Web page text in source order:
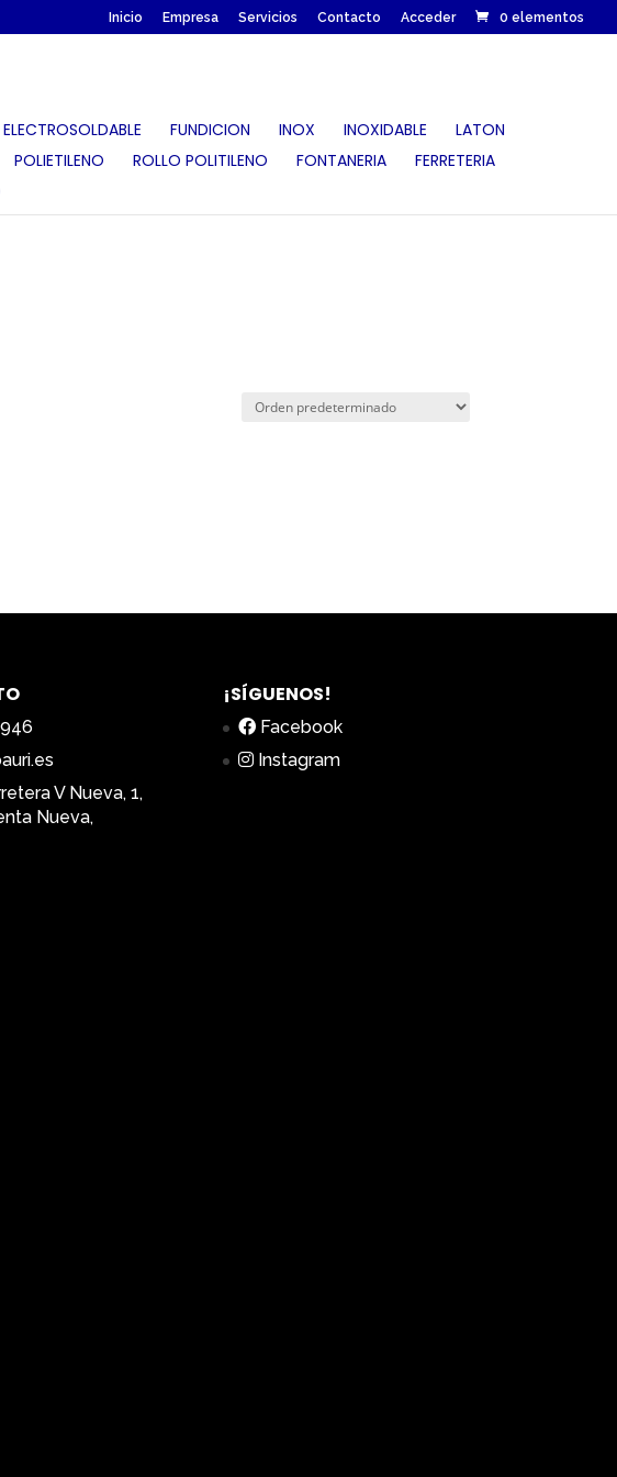
Inicio Empresa Servicios Contacto Acceder 0 elementos
ELECTROSOLDABLE FUNDICION INOX INOXIDABLE
LATON
POLIETILENO ROLLO POLITILENO FONTANERIA
FERRETERIA
V Nueva, 1,
Nueva,
¡SÍGUENOS!
Facebook
Instagram